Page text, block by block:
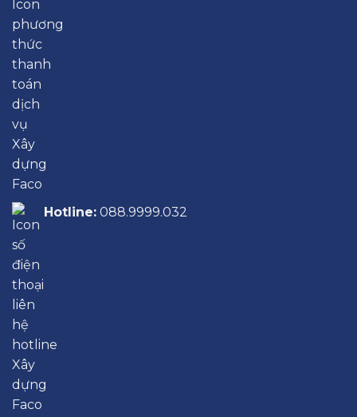
Hotline: 088.9999.032